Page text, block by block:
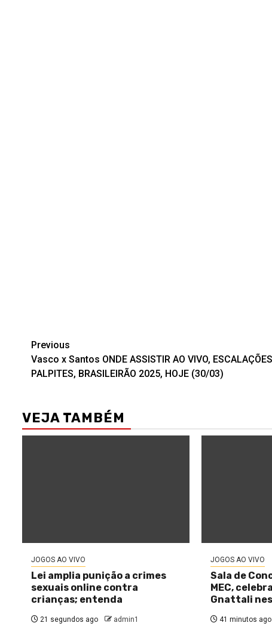
Post
navigation
Previous
Vasco x Santos ONDE ASSISTIR AO VIVO,
PALPITES, BRASILEIRÃO 2025, HOJE (30/03)
VEJA TAMBÉM
JOGOS AO VIVO
Lei amplia punição a crimes
sexuais online contra
crianças; entenda
21 segundos ago admin1
JOGOS AO VIVO
Sala de
MEC,
Gnattali
41 minutos ago